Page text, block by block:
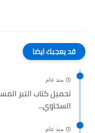
قد يعجبك ايضا
منذ عام
تحميل كتاب التبر
السخاوي...
منذ عام